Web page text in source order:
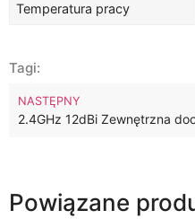
Temperatura pracy
Tagi:
5.1-5.8GHz 12dBi
NASTĘPNY
2.4GHz 12dBi Zewnętrzna
Powiązane